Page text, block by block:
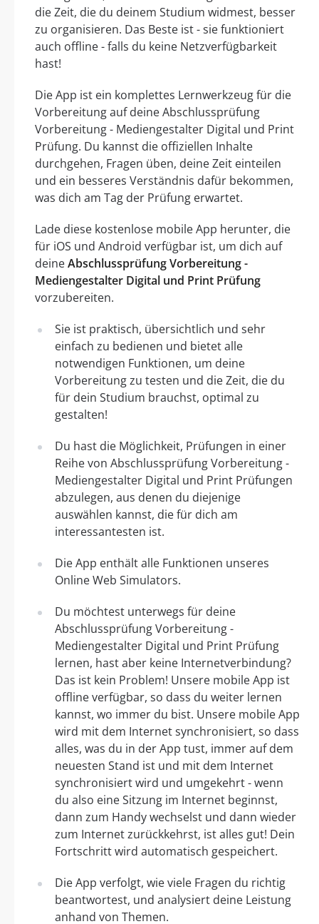
die Zeit, die du deinem Studium widmest, besser
zu organisieren. Das Beste ist - sie funktioniert
auch offline - falls du keine Netzverfügbarkeit
hast!
Die App ist ein komplettes Lernwerkzeug für die
Vorbereitung auf deine Abschlussprüfung
Vorbereitung - Mediengestalter Digital und Print
Prüfung. Du kannst die offiziellen Inhalte
durchgehen, Fragen üben, deine Zeit einteilen
und ein besseres Verständnis dafür bekommen,
was dich am Tag der Prüfung erwartet.
Lade diese kostenlose mobile App herunter, die
für iOS und Android verfügbar ist, um dich auf
deineAbschlussprüfung Vorbereitung -
Mediengestalter Digital und Print Prüfung
vorzubereiten.
Sie ist praktisch, übersichtlich und sehr
einfach zu bedienen und bietet alle
notwendigen Funktionen, um deine
Vorbereitung zu testen und die Zeit, die du
für dein Studium brauchst, optimal zu
gestalten!
Du hast die Möglichkeit, Prüfungen in einer
Reihe von Abschlussprüfung Vorbereitung -
Mediengestalter Digital und Print Prüfungen
abzulegen, aus denen du diejenige
auswählen kannst, die für dich am
interessantesten ist.
Die App enthält alle Funktionen unseres
Online Web Simulators.
Du möchtest unterwegs für deine
Abschlussprüfung Vorbereitung -
Mediengestalter Digital und Print Prüfung
lernen, hast aber keine Internetverbindung?
Das ist kein Problem! Unsere mobile App ist
offline verfügbar, so dass du weiter lernen
kannst, wo immer du bist. Unsere mobile App
wird mit dem Internet synchronisiert, so dass
alles, was du in der App tust, immer auf dem
neuesten Stand ist und mit dem Internet
synchronisiert wird und umgekehrt - wenn
du also eine Sitzung im Internet beginnst,
dann zum Handy wechselst und dann wieder
zum Internet zurückkehrst, ist alles gut! Dein
Fortschritt wird automatisch gespeichert.
Die App verfolgt, wie viele Fragen du richtig
beantwortest, und analysiert deine Leistung
anhand von Themen.